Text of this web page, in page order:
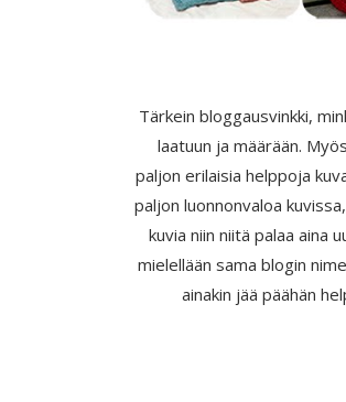
Tärkein bloggausvinkki,
laatuun ja määrään.
paljon erilaisia helppoja
paljon luonnonvaloa
kuvia niin niitä palaa aina
mielellään sama blogin
ainakin jää päähän